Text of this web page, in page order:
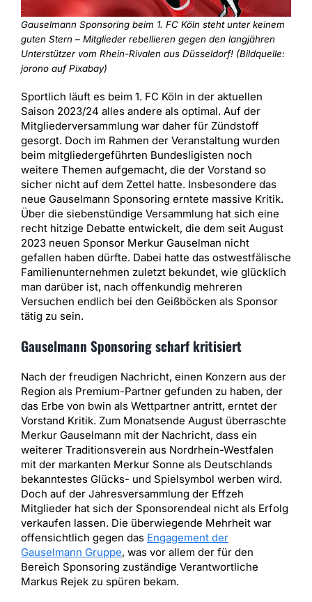
Gauselmann Sponsoring beim 1. FC Köln steht unter keinem
guten Stern – Mitglieder rebellieren gegen den langjähren
Unterstützer vom Rhein-Rivalen aus Düsseldorf! (Bildquelle:
jorono auf Pixabay)
Sportlich läuft es beim 1. FC Köln in der aktuellen
Saison 2023/24 alles andere als optimal. Auf der
Mitgliederversammlung war daher für Zündstoff
gesorgt. Doch im Rahmen der Veranstaltung wurden
beim mitgliedergeführten Bundesligisten noch
weitere Themen aufgemacht, die der Vorstand so
sicher nicht auf dem Zettel hatte. Insbesondere das
neue Gauselmann Sponsoring erntete massive Kritik.
Über die siebenstündige Versammlung hat sich eine
recht hitzige Debatte entwickelt, die dem seit August
2023 neuen Sponsor Merkur Gauselman nicht
gefallen haben dürfte. Dabei hatte das ostwestfälische
Familienunternehmen zuletzt bekundet, wie glücklich
man darüber ist, nach offenkundig mehreren
Versuchen endlich bei den Geißböcken als Sponsor
tätig zu sein.
Gauselmann Sponsoring scharf kritisiert
Nach der freudigen Nachricht, einen Konzern aus der
Region als Premium-Partner gefunden zu haben, der
das Erbe von bwin als Wettpartner antritt, erntet der
Vorstand Kritik. Zum Monatsende August überraschte
Merkur Gauselmann mit der Nachricht, dass ein
weiterer Traditionsverein aus Nordrhein-Westfalen
mit der markanten Merkur Sonne als Deutschlands
bekanntestes Glücks- und Spielsymbol werben wird.
Doch auf der Jahresversammlung der Effzeh
Mitglieder hat sich der Sponsorendeal nicht als Erfolg
verkaufen lassen. Die überwiegende Mehrheit war
offensichtlich gegen das Engagement der
Gauselmann Gruppe, was vor allem der für den
Bereich Sponsoring zuständige Verantwortliche
Markus Rejek zu spüren bekam.